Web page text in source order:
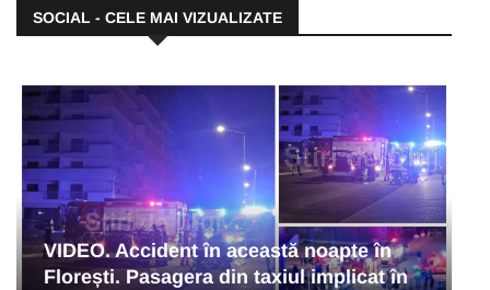
SOCIAL - CELE MAI VIZUALIZATE
VIDEO. Accident în această noapte în
Florești. Pasagera din taxiul implicat în